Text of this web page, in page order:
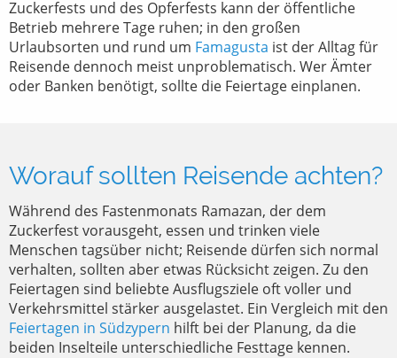
Zuckerfests und des Opferfests kann der öffentliche
Betrieb mehrere Tage ruhen; in den großen
Urlaubsorten und rund um Famagusta ist der Alltag für
Reisende dennoch meist unproblematisch. Wer Ämter
oder Banken benötigt, sollte die Feiertage einplanen.
Worauf sollten Reisende achten?
Während des Fastenmonats Ramazan, der dem
Zuckerfest vorausgeht, essen und trinken viele
Menschen tagsüber nicht; Reisende dürfen sich normal
verhalten, sollten aber etwas Rücksicht zeigen. Zu den
Feiertagen sind beliebte Ausflugsziele oft voller und
Verkehrsmittel stärker ausgelastet. Ein Vergleich mit den
Feiertagen in Südzypern hilft bei der Planung, da die
beiden Inselteile unterschiedliche Festtage kennen.